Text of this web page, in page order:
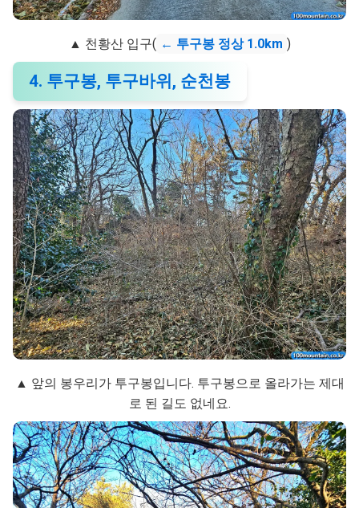
▲ 천황산 입구( ← 투구봉 정상 1.0km )
4. 투구봉, 투구바위, 순천봉
▲ 앞의 봉우리가 투구봉입니다. 투구봉으로 올라가는 제대
로 된 길도 없네요.